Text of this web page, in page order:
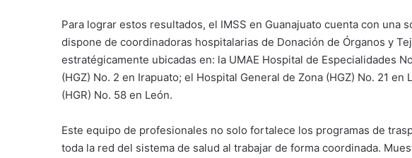
Para lograr estos resultados, el IMSS en Guanajuato cuenta con una
dispone de coordinadoras hospitalarias de Donación de Órganos y
estratégicamente ubicadas en: la UMAE Hospital de Especialidades
(HGZ) No. 2 en Irapuato; el Hospital General de Zona (HGZ) No. 21
(HGR) No. 58 en León.
Este equipo de profesionales no solo fortalece los programas de
toda la red del sistema de salud al trabajar de forma coordinada.